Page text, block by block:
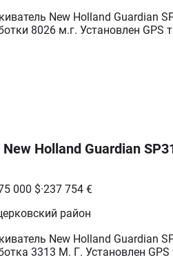
New Holland Guardian
8026 м.г. Установлен GPS
Объем бака 568 л.
Holland Guardian
000 $·237 754 €
район
New Holland Guardian
3313 М. Г. Установлен GPS